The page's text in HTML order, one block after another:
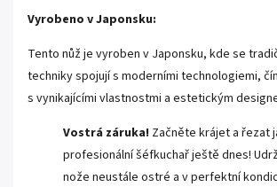
Vyrobeno v Japonsku:
Tento nůž je vyroben v Japonsku, kde se
techniky spojují s moderními technologiemi,
s vynikajícími vlastnostmi a estetickým
Vostrá záruka! Začněte krájet a řezat
profesionální šéfkuchař ještě dnes!
nože neustále ostré a v perfektní